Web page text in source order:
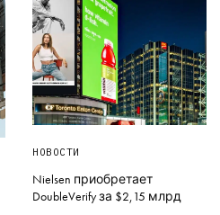
НОВОСТИ
Nielsen приобретает
DoubleVerify за $2,15 млрд